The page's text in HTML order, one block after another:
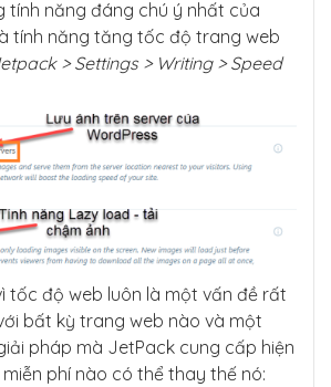
tính năng đáng chú ý nhất của
tính năng tăng tốc độ trang web
> Settings > Writing > Speed
tốc độ web luôn là một vấn đề rất
bất kỳ trang web nào và một
pháp mà JetPack cung cấp hiện
phí nào có thể thay thế nó: